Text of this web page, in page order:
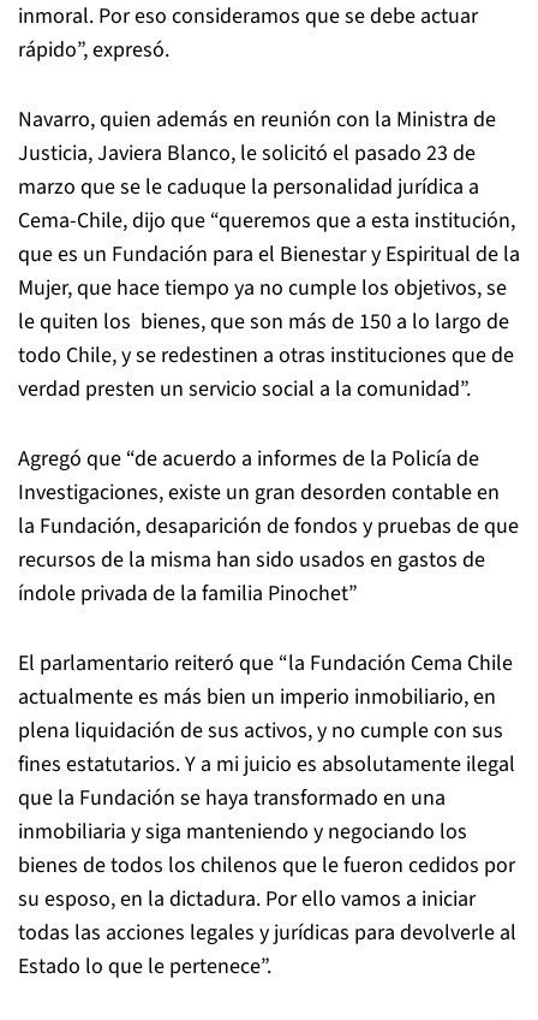
inmoral. Por eso consideramos que se debe actuar
rápido”, expresó.
Navarro, quien además en reunión con la Ministra de
Justicia, Javiera Blanco, le solicitó el pasado 23 de
marzo que se le caduque la personalidad jurídica a
Cema-Chile, dijo que “queremos que a esta institución,
que es un Fundación para el Bienestar y Espiritual de la
Mujer, que hace tiempo ya no cumple los objetivos, se
le quiten los bienes, que son más de 150 a lo largo de
todo Chile, y se redestinen a otras instituciones que de
verdad presten un servicio social a la comunidad”.
Agregó que “de acuerdo a informes de la Policía de
Investigaciones, existe un gran desorden contable en
la Fundación, desaparición de fondos y pruebas de que
recursos de la misma han sido usados en gastos de
índole privada de la familia Pinochet”
El parlamentario reiteró que “la Fundación Cema Chile
actualmente es más bien un imperio inmobiliario, en
plena liquidación de sus activos, y no cumple con sus
fines estatutarios. Y a mi juicio es absolutamente ilegal
que la Fundación se haya transformado en una
inmobiliaria y siga manteniendo y negociando los
bienes de todos los chilenos que le fueron cedidos por
su esposo, en la dictadura. Por ello vamos a iniciar
todas las acciones legales y jurídicas para devolverle al
Estado lo que le pertenece”.